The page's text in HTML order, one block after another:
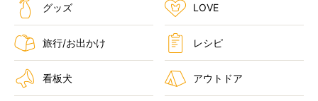
グッズ LOVE
旅行/お出かけ レシピ
看板犬 アウトドア